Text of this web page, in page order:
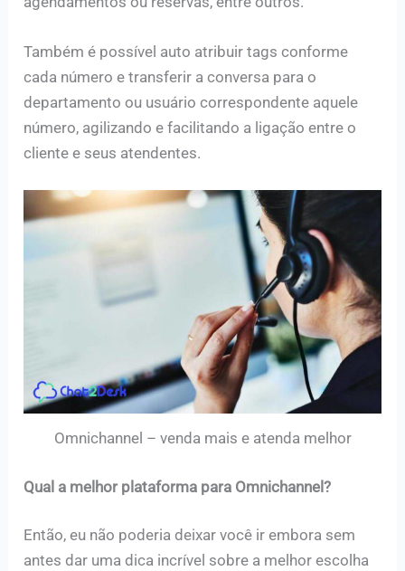
Também é possível auto atribuir tags conforme
cada número e transferir a conversa para o
departamento ou usuário correspondente aquele
número, agilizando e facilitando a ligação entre o
cliente e seus atendentes.
Omnichannel – venda mais e atenda melhor
Qual a melhor plataforma para Omnichannel?
Então, eu não poderia deixar você ir embora sem
antes dar uma dica incrível sobre a melhor escolha